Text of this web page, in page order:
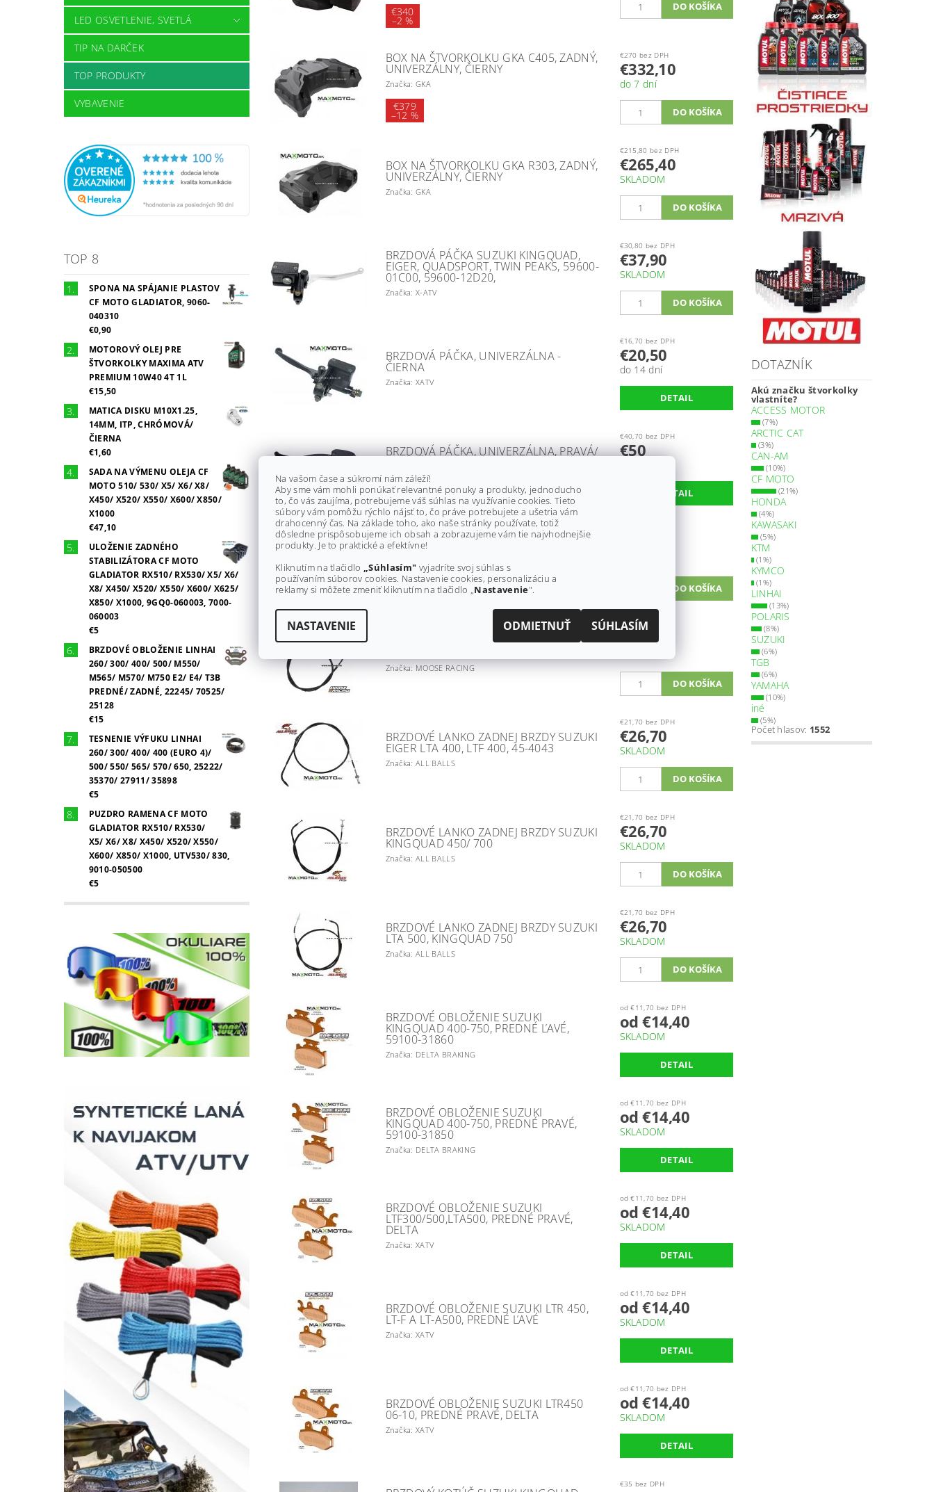
LED OSVETLENIE, SVETLÁ
TIP NA DARČEK
TOP PRODUKTY
VYBAVENIE
TOP 8
SPONA NA SPÁJANIE PLASTOV
CF MOTO GLADIATOR, 9060-
040310
€0,90
MOTOROVÝ OLEJ PRE
ŠTVORKOLKY MAXIMA ATV
PREMIUM 10W40 4T 1L
€15,50
MATICA DISKU M10X1.25,
14MM, ITP, CHRÓMOVÁ/
ČIERNA
€1,60
SADA NA VÝMENU OLEJA CF
MOTO 510/ 530/ X5/ X6/ X8/
X450/ X520/ X550/ X600/ X850/
X1000
€47,10
ULOŽENIE ZADNÉHO
STABILIZÁTORA CF MOTO
GLADIATOR RX510/ RX530/ X5/ X6/
X8/ X450/ X520/ X550/ X600/ X625/
X850/ X1000, 9GQ0-060003, 7000-
060003
€5
BRZDOVÉ OBLOŽENIE LINHAI
260/ 300/ 400/ 500/ M550/
M565/ M570/ M750 E2/ E4/ T3B
PREDNÉ/ ZADNÉ, 22245/ 70525/
25128
€15
TESNENIE VÝFUKU LINHAI
260/ 300/ 400/ 400 (EURO 4)/
500/ 550/ 565/ 570/ 650, 25222/
35370/ 27911/ 35898
€5
PUZDRO RAMENA CF MOTO
GLADIATOR RX510/ RX530/
X5/ X6/ X8/ X450/ X520/ X550/
X600/ X850/ X1000, UTV530/ 830,
9010-050500
€5
€340
–2 %
BOX NA ŠTVORKOLKU GKA C405, ZADNÝ,
UNIVERZÁLNY, ČIERNY
Značka: GKA
€379
–12 %
€270 bez DPH
€332,10
do 7 dní
BOX NA ŠTVORKOLKU GKA R303, ZADNÝ,
UNIVERZÁLNY, ČIERNY
Značka: GKA
€215,80 bez DPH
€265,40
SKLADOM
BRZDOVÁ PÁČKA SUZUKI KINGQUAD,
EIGER, QUADSPORT, TWIN PEAKS, 59600-
01C00, 59600-12D20,
Značka: X-ATV
€30,80 bez DPH
€37,90
SKLADOM
BRZDOVÁ PÁČKA, UNIVERZÁLNA -
ČIERNA
Značka: XATV
€16,70 bez DPH
€20,50
do 14 dní
DETAIL
BRZDOVÁ PÁČKA, UNIVERZÁLNA, PRAVÁ/
Značka: XATV
€40,70 bez DPH
€50
DETAIL
BRZDOVÉ ČEĽUSTE SUZUKI LT-A400/ LT-
Značka: XATV
BRZDOVÉ LANKO ZADNÉ SUZUKI
Značka: MOOSE RACING
€22,50 bez DPH
€27,70
BRZDOVÉ LANKO ZADNEJ BRZDY SUZUKI
EIGER LTA 400, LTF 400, 45-4043
Značka: ALL BALLS
€21,70 bez DPH
€26,70
SKLADOM
BRZDOVÉ LANKO ZADNEJ BRZDY SUZUKI
KINGQUAD 450/ 700
Značka: ALL BALLS
€21,70 bez DPH
€26,70
SKLADOM
BRZDOVÉ LANKO ZADNEJ BRZDY SUZUKI
LTA 500, KINGQUAD 750
Značka: ALL BALLS
€21,70 bez DPH
€26,70
SKLADOM
BRZDOVÉ OBLOŽENIE SUZUKI
KINGQUAD 400-750, PREDNÉ ĽAVÉ,
59100-31860
Značka: DELTA BRAKING
od €11,70 bez DPH
od €14,40
SKLADOM
DETAIL
BRZDOVÉ OBLOŽENIE SUZUKI
KINGQUAD 400-750, PREDNÉ PRAVÉ,
59100-31850
Značka: DELTA BRAKING
od €11,70 bez DPH
od €14,40
SKLADOM
DETAIL
BRZDOVÉ OBLOŽENIE SUZUKI
LTF300/500,LTA500, PREDNÉ PRAVÉ,
DELTA
Značka: XATV
od €11,70 bez DPH
od €14,40
SKLADOM
DETAIL
BRZDOVÉ OBLOŽENIE SUZUKI LTR 450,
LT-F A LT-A500, PREDNÉ ĽAVÉ
Značka: XATV
od €11,70 bez DPH
od €14,40
SKLADOM
DETAIL
BRZDOVÉ OBLOŽENIE SUZUKI LTR450
06-10, PREDNÉ PRAVÉ, DELTA
Značka: XATV
od €11,70 bez DPH
od €14,40
SKLADOM
DETAIL
€35 bez DPH
DOTAZNÍK
Akú značku štvorkolky
vlastníte?
ACCESS MOTOR
(7%)
ARCTIC CAT
(3%)
CAN-AM
(10%)
CF MOTO
(21%)
HONDA
(4%)
KAWASAKI
(5%)
KTM
(1%)
KYMCO
(1%)
LINHAI
(13%)
POLARIS
(8%)
SUZUKI
(6%)
TGB
(6%)
YAMAHA
(10%)
iné
(5%)
Počet hlasov: 1552
Na vašom čase a súkromí nám záleží!
Aby sme vám mohli ponúkať relevantné ponuky a produkty, jednoducho
to, čo vás zaujíma, potrebujeme váš súhlas na využívanie cookies. Tieto
súbory vám pomôžu rýchlo nájsť to, čo práve potrebujete a ušetria vám
drahocenný čas. Na základe toho, ako naše stránky používate, totiž
dôsledne prispôsobujeme ich obsah a zobrazujeme vám tie najvhodnejšie
produkty. Je to praktické a efektívne!
Kliknutím na tlačidlo „Súhlasím" vyjadríte svoj súhlas s
používaním súborov cookies. Nastavenie cookies, personalizáciu a
reklamy si môžete zmeniť kliknutím na tlačidlo „Nastavenie".
NASTAVENIE ODMIETNUŤ SÚHLASÍM